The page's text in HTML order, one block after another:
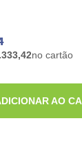
no cartão
AO